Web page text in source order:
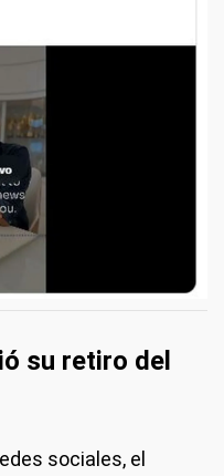
su retiro del
sociales, el